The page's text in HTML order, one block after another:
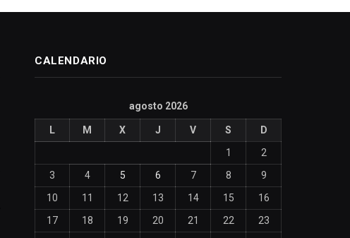
CALENDARIO
agosto 2026
L M X J V S
D
1
2
3
4 5 6 7 8
9
10
11 12 13 14 15
16
17
18 19 20 21 22
23